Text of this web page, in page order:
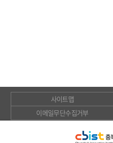
사이트맵
이메일무단수집거부